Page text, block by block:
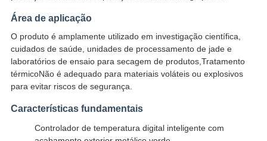
Área de aplicação
O produto é amplamente utilizado em investigação científica,
cuidados de saúde, unidades de processamento de jade e
laboratórios de ensaio para secagem de produtos,Tratamento
térmicoNão é adequado para materiais voláteis ou explosivos
para evitar riscos de segurança.
Características fundamentais
Controlador de temperatura digital inteligente com